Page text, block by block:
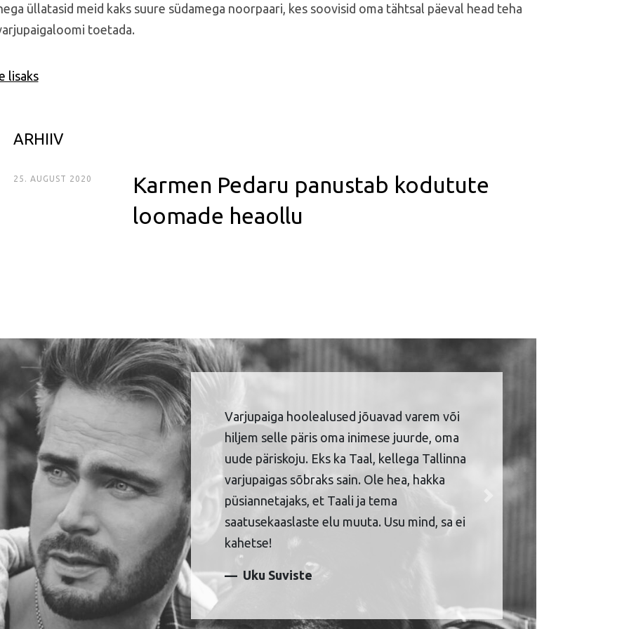
üllatasid meid kaks suure südamega noorpaari, kes soovisid oma tähtsal päeval head teha
toetada.
lisaks
ARHIIV
25. AUGUST 2020
Karmen Pedaru panustab kodutute
loomade heaollu
Varjupaiga hoolealused jõuavad varem või
hiljem selle päris oma inimese juurde, oma
uude päriskoju. Eks ka Taal, kellega Tallinna
varjupaigas sõbraks sain. Ole hea, hakka
püsiannetajaks, et Taali ja tema
saatusekaaslaste elu muuta. Usu mind, sa ei
kahetse!
Uku Suviste
Next